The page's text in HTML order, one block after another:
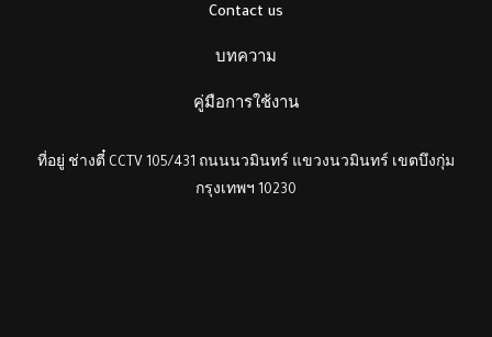
Contact us
บทความ
คู่มือการใช้งาน
ที่อยู่ ช่างตี๋ CCTV 105/431 ถนนนวมินทร์ แขวงนวมินทร์ เขตบึงกุ่ม
กรุงเทพฯ 10230